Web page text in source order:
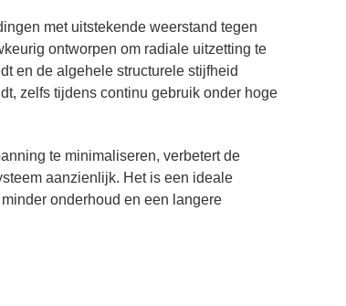
met uitstekende weerstand tegen
ontworpen om radiale uitzetting te
en de algehele structurele stijfheid
zelfs tijdens continu gebruik onder hoge
te minimaliseren, verbetert de
aanzienlijk. Het is een ideale
onderhoud en een langere